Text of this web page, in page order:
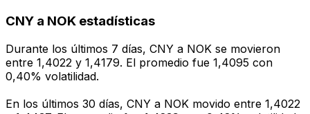
CNY a NOK estadísticas
Durante los últimos 7 días, CNY a NOK se movieron
entre 1,4022 y 1,4179. El promedio fue 1,4095 con
0,40% volatilidad.
En los últimos 30 días, CNY a NOK movido entre 1,4022